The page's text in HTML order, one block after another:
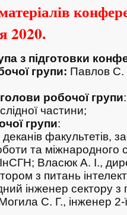
2020.
з підготовки
групи: Павлов С.
робочої групи
частини;
групи:
деканів факультетів,
та міжнародного
Власюк А. І.,
з питань
інженер сектору з
С. Г., інженер 2-